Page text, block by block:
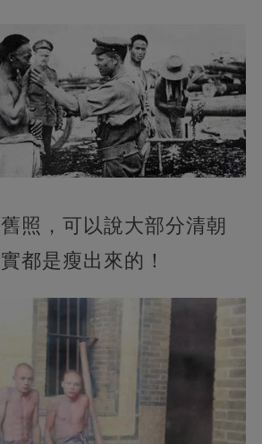
照，可以說大部分清朝
都是瘦出來的！